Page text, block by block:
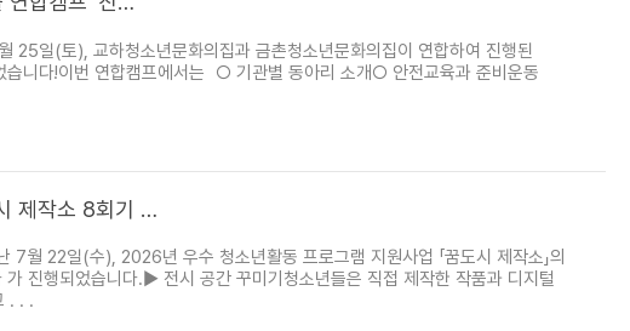
25일(토), 교하청소년문화의집과 금촌청소년문화의집이 연합하여 진행된
었습니다!이번 연합캠프에서는 ○ 기관별 동아리 소개○ 안전교육과 준비운동
제작소 8회기 …
7월 22일(수), 2026년 우수 청소년활동 프로그램 지원사업 「꿈도시 제작소」의
진행되었습니다.▶ 전시 공간 꾸미기청소년들은 직접 제작한 작품과 디지털
. . .